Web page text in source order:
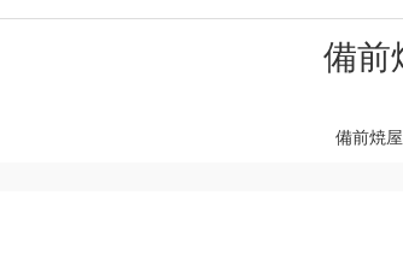
備前
備前焼